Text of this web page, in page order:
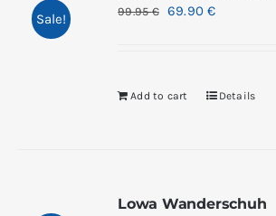
Sale! 99.95€ 69.90€
Add to cart Details
Lowa Wanderschuh